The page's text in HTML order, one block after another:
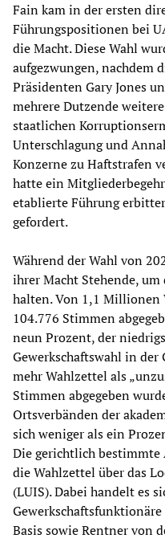
Fain kam in der ersten
Führungspositionen bei
die Macht. Diese Wahl
aufgezwungen, nachdem
Präsidenten Gary Jones
mehrere Dutzende
staatlichen
Unterschlagung und
Konzerne zu Haftstrafen
hatte ein
etablierte Führung
gefordert.
Während der Wahl von
ihrer Macht Stehende,
halten. Von 1,1 Millionen
104.776 Stimmen
neun Prozent, der
Gewerkschaftswahl in der
mehr Wahlzettel als
Stimmen abgegeben
Ortsverbänden der
sich weniger als ein
Die gerichtlich bestimmte
die Wahlzettel über das
(LUIS). Dabei handelt es
Basis sowie Rentner von